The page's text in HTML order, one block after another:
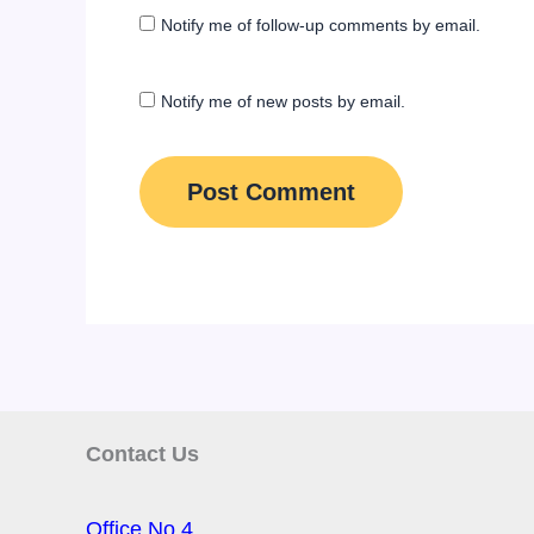
Notify me of follow-up comments by email.
Notify me of new posts by email.
Contact Us
Office No 4